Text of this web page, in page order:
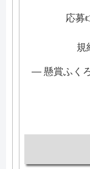
応募
規
— 懸賞ふく